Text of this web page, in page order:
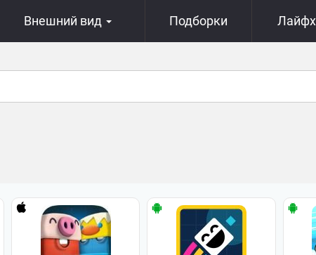
Внешний вид Подборки